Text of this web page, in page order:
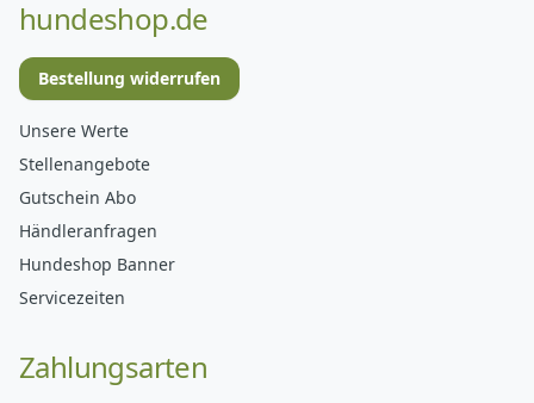
hundeshop.de
Bestellung widerrufen
Unsere Werte
Stellenangebote
Gutschein Abo
Händleranfragen
Hundeshop Banner
Servicezeiten
Zahlungsarten